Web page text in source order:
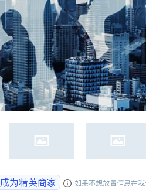
成为精英商家 如果不想放置信息在